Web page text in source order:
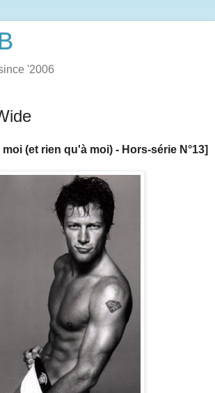
'2006
(et rien qu'à moi) - Hors-série N°13]